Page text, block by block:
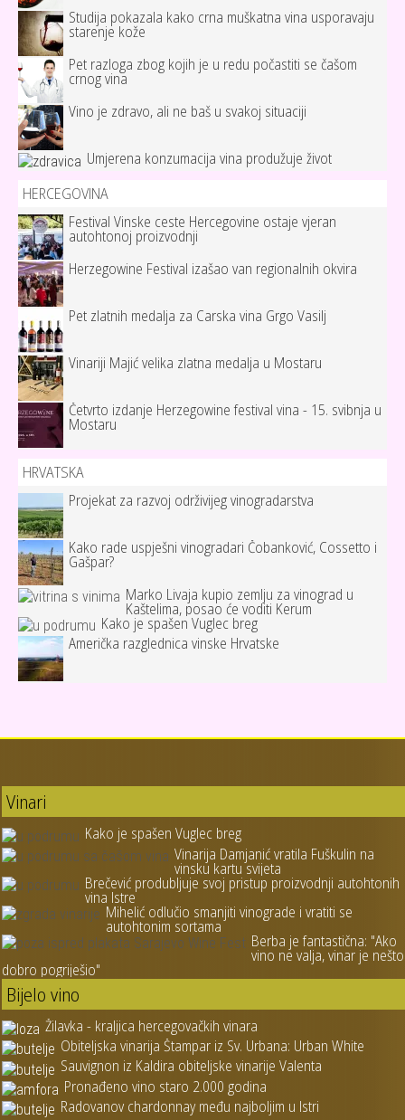
Studija pokazala kako crna muškatna vina usporavaju
starenje kože
Pet razloga zbog kojih je u redu počastiti se čašom
crnog vina
Vino je zdravo, ali ne baš u svakoj situaciji
Umjerena konzumacija vina produžuje život
HERCEGOVINA
Festival Vinske ceste Hercegovine ostaje vjeran
autohtonoj proizvodnji
Herzegowine Festival izašao van regionalnih okvira
Pet zlatnih medalja za Carska vina Grgo Vasilj
Vinariji Majić velika zlatna medalja u Mostaru
Četvrto izdanje Herzegowine festival vina - 15. svibnja u
Mostaru
HRVATSKA
Projekat za razvoj održivijeg vinogradarstva
Kako rade uspješni vinogradari Čobanković, Cossetto i
Gašpar?
Marko Livaja kupio zemlju za vinograd u
Kaštelima, posao će voditi Kerum
Kako je spašen Vuglec breg
Američka razglednica vinske Hrvatske
Vinari
Kako je spašen Vuglec breg
Vinarija Damjanić vratila Fuškulin na
vinsku kartu svijeta
Brečević produbljuje svoj pristup proizvodnji autohtonih
vina Istre
Mihelić odlučio smanjiti vinograde i vratiti se
autohtonim sortama
Berba je fantastična: "Ako
vino ne valja, vinar je nešto
dobro pogriješio"
Bijelo vino
Žilavka - kraljica hercegovačkih vinara
Obiteljska vinarija Štampar iz Sv. Urbana: Urban White
Sauvignon iz Kaldira obiteljske vinarije Valenta
Pronađeno vino staro 2.000 godina
Radovanov chardonnay među najboljim u Istri